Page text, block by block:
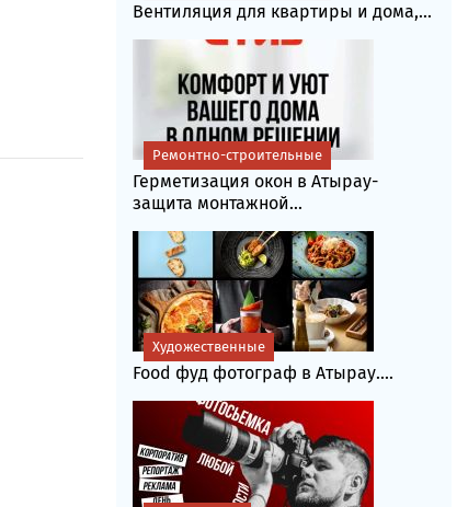
Вентиляция для квартиры и дома,...
Герметизация окон в Атырау-
защита монтажной...
Ремонтно-строительные
Food фуд фотограф в Атырау....
Художественные